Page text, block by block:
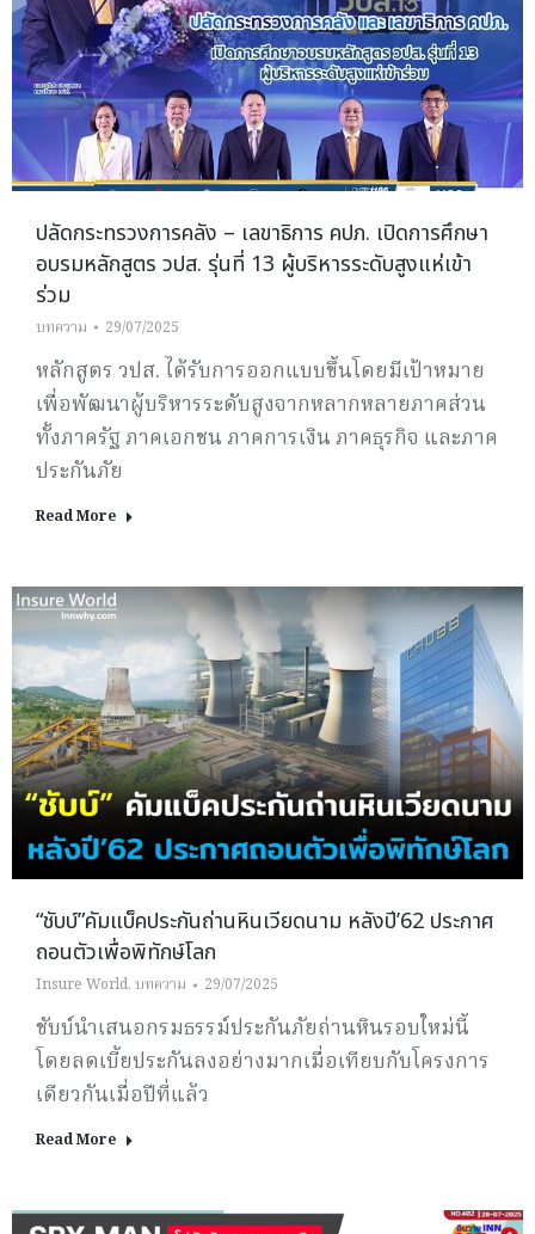
ปลัดกระทรวงการคลัง – เลขาธิการ คปภ. เปิดการศึกษา
อบรมหลักสูตร วปส. รุ่นที่ 13 ผู้บริหารระดับสูงแห่เข้า
ร่วม
บทความ 29/07/2025
หลักสูตร วปส. ได้รับการออกแบบขึ้นโดยมีเป้าหมาย
เพื่อพัฒนาผู้บริหารระดับสูงจากหลากหลายภาคส่วน
ทั้งภาครัฐ ภาคเอกชน ภาคการเงิน ภาคธุรกิจ และภาค
ประกันภัย
Read More
“ชับบ์”คัมแบ็คประกันถ่านหินเวียดนาม หลังปี’62 ประกาศ
ถอนตัวเพื่อพิทักษ์โลก
Insure World, บทความ 29/07/2025
ชับบ์นำเสนอกรมธรรม์ประกันภัยถ่านหินรอบใหม่นี้
โดยลดเบี้ยประกันลงอย่างมากเมื่อเทียบกับโครงการ
เดียวกันเมื่อปีที่แล้ว
Read More